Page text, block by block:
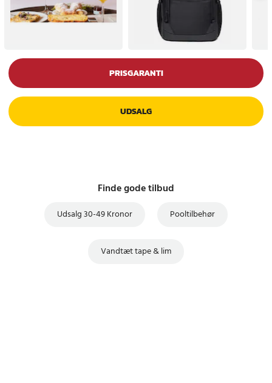
PRISGARANTI
UDSALG
Finde gode tilbud
Udsalg 30-49 Kronor Pooltilbehør
Vandtæt tape & lim